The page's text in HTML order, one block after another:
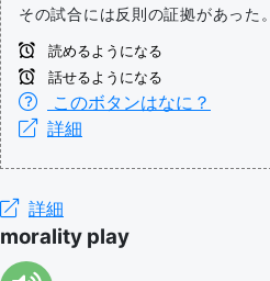
その試合には反則の証拠があった。
読めるようになる
話せるようになる
このボタンはなに？
詳細
詳細
morality play